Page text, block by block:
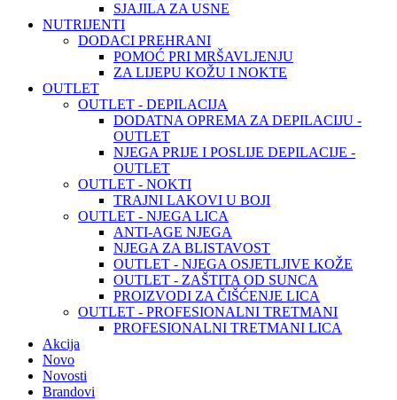
SJAJILA ZA USNE
NUTRIJENTI
DODACI PREHRANI
POMOĆ PRI MRŠAVLJENJU
ZA LIJEPU KOŽU I NOKTE
OUTLET
OUTLET - DEPILACIJA
DODATNA OPREMA ZA DEPILACIJU -
OUTLET
NJEGA PRIJE I POSLIJE DEPILACIJE -
OUTLET
OUTLET - NOKTI
TRAJNI LAKOVI U BOJI
OUTLET - NJEGA LICA
ANTI-AGE NJEGA
NJEGA ZA BLISTAVOST
OUTLET - NJEGA OSJETLJIVE KOŽE
OUTLET - ZAŠTITA OD SUNCA
PROIZVODI ZA ČIŠĆENJE LICA
OUTLET - PROFESIONALNI TRETMANI
PROFESIONALNI TRETMANI LICA
Akcija
Novo
Novosti
Brandovi